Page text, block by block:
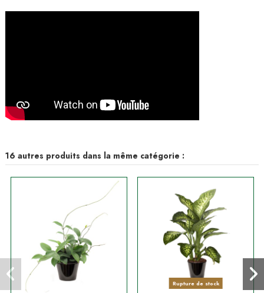
16 autres produits dans la même catégorie :
Rupture de stock